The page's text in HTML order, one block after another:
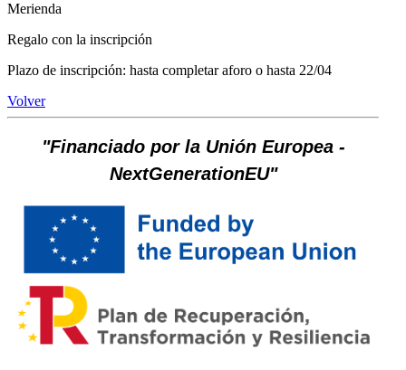
Merienda
Regalo con la inscripción
Plazo de inscripción: hasta completar aforo o hasta 22/04
Volver
"Financiado por la Unión Europea -
NextGenerationEU"